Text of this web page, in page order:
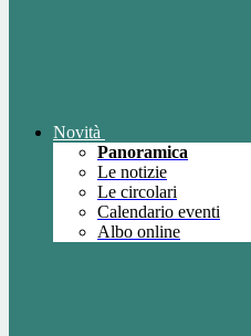
Novità
Panoramica
Le notizie
Le circolari
Calendario eventi
Albo online